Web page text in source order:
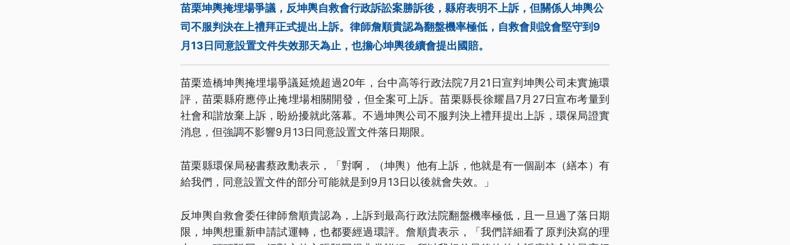
苗栗坤輿掩埋場爭議，反坤輿自救會行政訴訟案勝訴後，縣府表明不上訴，但關係人坤輿公
司不服判決在上禮拜正式提出上訴。律師詹順貴認為翻盤機率極低，自救會則說會堅守到9
月13日同意設置文件失效那天為止，也擔心坤輿後續會提出國賠。
苗栗造橋坤輿掩埋場爭議延燒超過20年，台中高等行政法院7月21日宣判坤輿公司未實施環
評，苗栗縣府應停止掩埋場相關開發，但全案可上訴。苗栗縣長徐耀昌7月27日宣布考量到
社會和諧放棄上訴，盼紛擾就此落幕。不過坤輿公司不服判決上禮拜提出上訴，環保局證實
消息，但強調不影響9月13日同意設置文件落日期限。
苗栗縣環保局秘書蔡政勳表示，「對啊，（坤輿）他有上訴，他就是有一個副本（繕本）有
給我們，同意設置文件的部分可能就是到9月13日以後就會失效。」
反坤輿自救會委任律師詹順貴認為，上訴到最高行政法院翻盤機率極低，且一旦過了落日期
限，坤輿想重新申請試運轉，也都要經過環評。詹順貴表示，「我們詳細看了原判決寫的理